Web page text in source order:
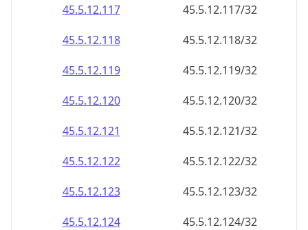
45.5.12.117
45.5.12.117/32
45.5.12.118
45.5.12.118/32
45.5.12.119
45.5.12.119/32
45.5.12.120
45.5.12.120/32
45.5.12.121
45.5.12.121/32
45.5.12.122
45.5.12.122/32
45.5.12.123
45.5.12.123/32
45.5.12.124
45.5.12.124/32